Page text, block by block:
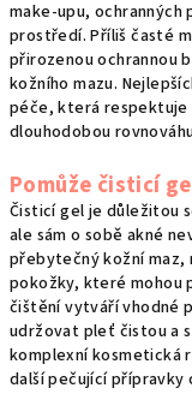
make-upu, ochranných
prostředí. Příliš časté
přirozenou ochrannou
kožního mazu.
péče, která
dlouhodobou
Pomůže čisticí
Čisticí gel je důležitou
ale sám o sobě akné
přebytečný kožní maz,
pokožky, které mohou
čištění vytváří vhodné
udržovat pleť čistou a
komplexní kosmetická
další pečující přípravky